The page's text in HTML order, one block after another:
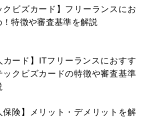
クビズカード】フリーランスにお
！特徴や審査基準を解説
カード】ITフリーランスにおすす
ックビズカードの特徴や審査基準
保険】メリット・デメリットを解